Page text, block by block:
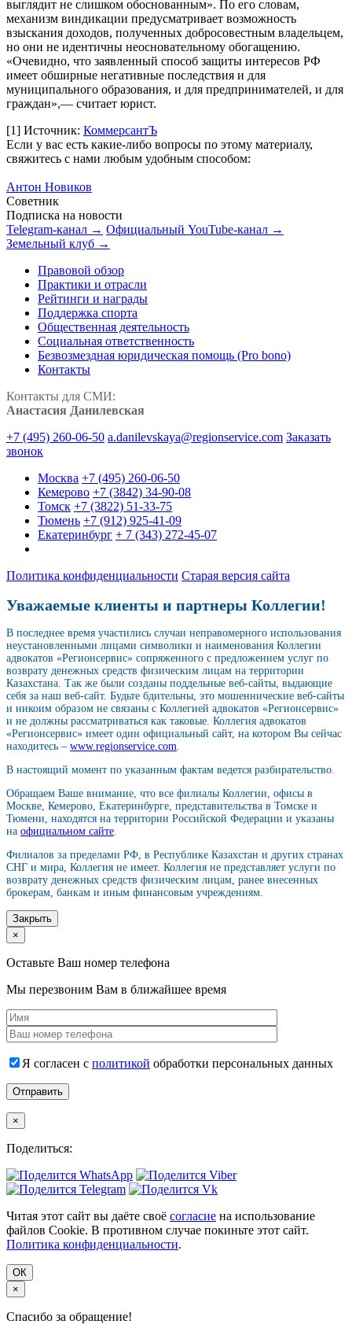
выглядит не слишком обоснованным». По его словам,
механизм виндикации предусматривает возможность
взыскания доходов, полученных добросовестным владельцем,
но они не идентичны неосновательному обогащению.
«Очевидно, что заявленный способ защиты интересов РФ
имеет обширные негативные последствия и для
муниципального образования, и для предпринимателей, и для
граждан»,— считает юрист.
[1] Источник: КоммерсантЪ
Если у вас есть какие-либо вопросы по этому материалу,
свяжитесь с нами любым удобным способом:
Антон Новиков
Советник
Подписка на новости
Telegram-канал → Официальный YouTube-канал →
Земельный клуб →
Правовой обзор
Практики и отрасли
Рейтинги и награды
Поддержка спорта
Общественная деятельность
Социальная ответственность
Безвозмездная юридическая помощь (Pro bono)
Контакты
Контакты для СМИ:
Анастасия Данилевская
+7 (495) 260-06-50 a.danilevskaya@regionservice.com Заказать
звонок
Москва +7 (495) 260-06-50
Кемерово +7 (3842) 34-90-08
Томск +7 (3822) 51-33-75
Тюмень +7 (912) 925-41-09
Екатеринбург + 7 (343) 272-45-07
Политика конфиденциальности Старая версия сайта
Уважаемые клиенты и партнеры Коллегии!
В последнее время участились случаи неправомерного использования
неустановленными лицами символики и наименования Коллегии
адвокатов «Регионсервис» сопряженного с предложением услуг по
возврату денежных средств физическим лицам на территории
Казахстана. Так же были созданы поддельные веб-сайты, выдающие
себя за наш веб-сайт. Будьте бдительны, это мошеннические веб-сайты
и никоим образом не связаны с Коллегией адвокатов «Регионсервис»
и не должны рассматриваться как таковые. Коллегия адвокатов
«Регионсервис» имеет один официальный сайт, на котором Вы сейчас
находитесь – www.regionservice.com
В настоящий момент по указанным фактам ведется разбирательство.
Обращаем Ваше внимание, что все филиалы Коллегии, офисы в
Москве, Кемерово, Екатеринбурге, представительства в Томске и
Тюмени, находятся на территории Российской Федерации и указаны
на официальном сайте
Филиалов за пределами РФ, в Республике Казахстан и других странах
СНГ и мира, Коллегия не имеет. Коллегия не представляет услуги по
возврату денежных средств физическим лицам, ранее внесенных
брокерам, банкам и иным финансовым учреждениям.
Закрыть
×
Оставьте Ваш номер телефона
Мы перезвоним Вам в ближайшее время
Я согласен с политикой обработки персональных данных
×
Поделиться:
Читая этот сайт вы даёте своё согласие на использование
файлов Cookie. В противном случае покиньте этот сайт.
Политика конфиденциальности.
ОК
×
Спасибо за обращение!